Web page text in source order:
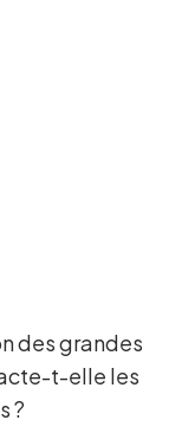
des grandes
t-elle les
?